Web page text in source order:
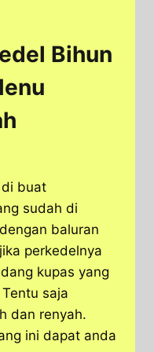
Bihun
buat
sudah di
baluran
perkedelnya
kupas yang
saja
dan renyah.
ini dapat anda